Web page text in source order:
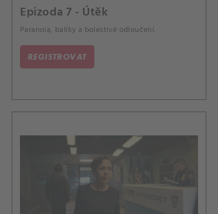
Epizoda 7 - Útěk
Paranoia, balíky a bolestivé odloučení.
REGISTROVAT